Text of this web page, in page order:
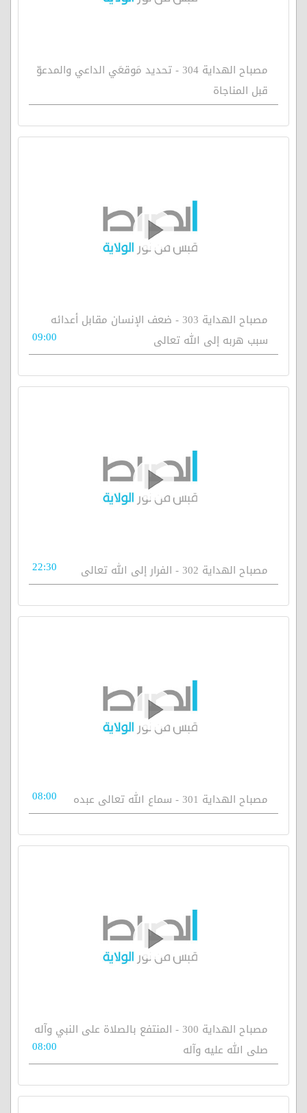
مصباح الهداية 304 - تحديد مَوقعَي الداعي والمدعوّ
قبل المناجاة
مصباح الهداية 303 - ضعف الإنسان مقابل أعدائه
سبب هربه إلى الله تعالى
09:00
مصباح الهداية 302 - الفرار إلى الله تعالى 22:30
مصباح الهداية 301 - سماع الله تعالى عبده 08:00
مصباح الهداية 300 - المنتفع بالصلاة على النبي وآله
صلى الله عليه وآله
08:00